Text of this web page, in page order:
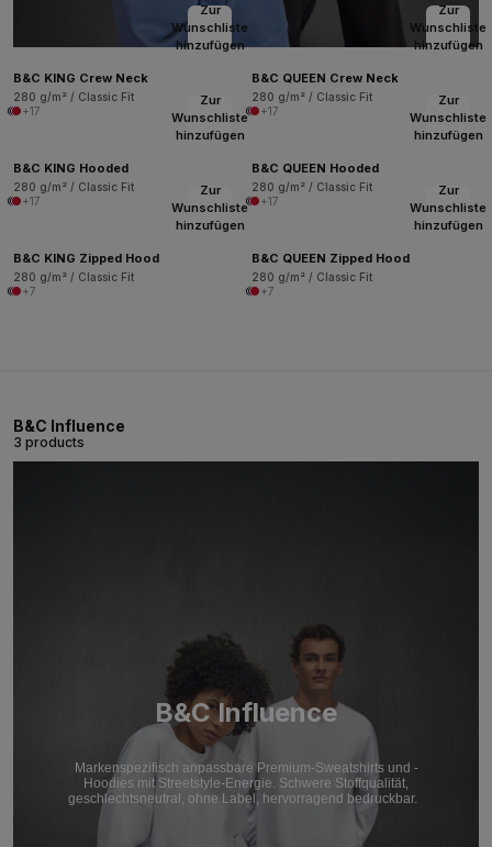
Zur
Wunschliste
hinzufügen
B&C KING Crew Neck
280 g/m² / Classic Fit
+17
Zur
Wunschliste
hinzufügen
B&C QUEEN Crew Neck
280 g/m² / Classic Fit
+17
Zur
Wunschliste
hinzufügen
B&C KING Hooded
280 g/m² / Classic Fit
+17
Zur
Wunschliste
hinzufügen
B&C QUEEN Hooded
280 g/m² / Classic Fit
+17
Zur
Wunschliste
hinzufügen
B&C KING Zipped Hood
280 g/m² / Classic Fit
+7
Zur
Wunschliste
hinzufügen
B&C QUEEN Zipped Hood
280 g/m² / Classic Fit
+7
B&C Influence
3 products
B&C Influence
Markenspezifisch anpassbare Premium-Sweatshirts und -
Hoodies mit Streetstyle-Energie. Schwere Stoffqualität,
geschlechtsneutral, ohne Label, hervorragend bedruckbar.